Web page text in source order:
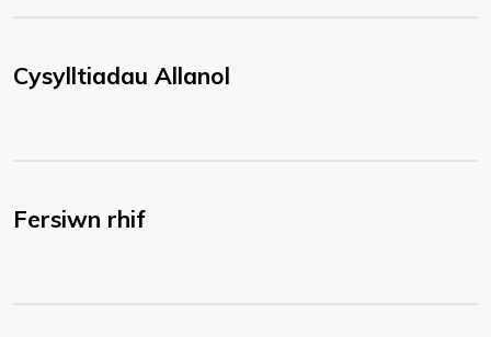
Cysylltiadau Allanol
Fersiwn rhif